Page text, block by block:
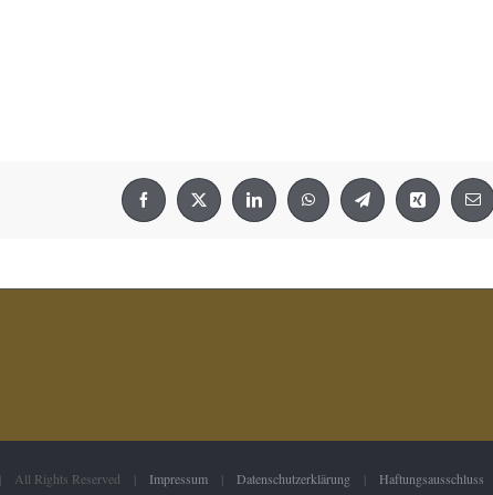
FacebookX LinkedInWhatsAppTelegramXing
E-
Mail
| All Rights Reserved | Impressum | Datenschutzerklärung | Haftungsausschluss